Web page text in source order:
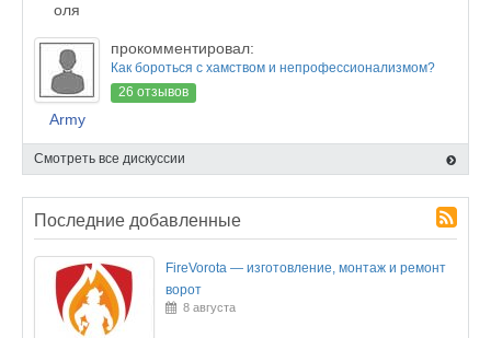
оля
Army
прокомментировал:
Как бороться с хамством и непрофессионализмом?
26 отзывов
Смотреть все дискуссии
Последние добавленные
FireVorota — изготовление, монтаж и ремонт
ворот
8 августа